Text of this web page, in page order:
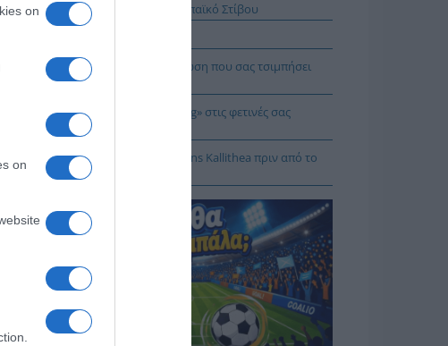
on
on
ελληνική παρουσία στο Ευρωπαϊκό Στίβου
Τι πρέπει να κάνετε σε περίπτωση που σας τσιμπήσει
μωβ μέδουσα
Πώς να κάνετε «smart spending» στις φετινές σας
διακοπές
ΑΕΚ: Πρόβα τζενεράλε με Athens Kallithea πριν από το
Super Cup